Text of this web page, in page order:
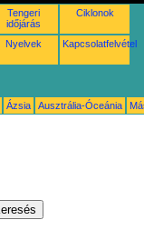
Tengeri
időjárás
Ciklonok
Nyelvek Kapcsolatfelvétel
Ázsia Ausztrália-Óceánia